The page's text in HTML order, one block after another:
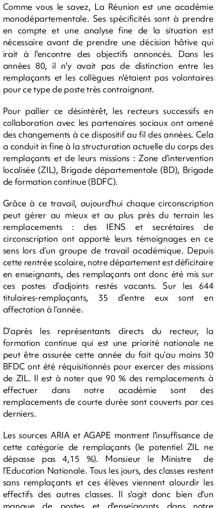
Comme vous le savez, La Réunion est une académie
monodépartementale. Ses spécificités sont à prendre
en compte et une analyse fine de la situation est
nécessaire avant de prendre une décision hâtive qui
irait à l'encontre des objectifs annoncés. Dans les
années 80, il n'y avait pas de distinction entre les
remplaçants et les collègues n'étaient pas volontaires
pour ce type de poste très contraignant.
Pour pallier ce désintérêt, les recteurs successifs en
collaboration avec les partenaires sociaux ont amené
des changements à ce dispositif au fil des années. Cela
a conduit in fine à la structuration actuelle du corps des
remplaçants et de leurs missions : Zone d’intervention
localisée (ZIL), Brigade départementale (BD), Brigade
de formation continue (BDFC).
Grâce à ce travail, aujourd'hui chaque circonscription
peut gérer au mieux et au plus près du terrain les
remplacements : des IENS et secrétaires de
circonscription ont apporté leurs témoignages en ce
sens lors d’un groupe de travail académique. Depuis
cette rentrée scolaire, notre département est déficitaire
en enseignants, des remplaçants ont donc été mis sur
ces postes d’adjoints restés vacants. Sur les 644
titulaires-remplaçants, 35 d’entre eux sont en
affectation à l’année.
D’après les représentants directs du recteur, la
formation continue qui est une priorité nationale ne
peut être assurée cette année du fait qu’au moins 30
BFDC ont été réquisitionnés pour exercer des missions
de ZIL. Il est à noter que 90 % des remplacements à
effectuer dans notre académie sont des
remplacements de courte durée sont couverts par ces
derniers.
Les sources ARIA et AGAPE montrent l'insuffisance de
cette catégorie de remplaçants (le potentiel ZIL ne
dépasse pas 4,15 %). Monsieur le Ministre de
l’Education Nationale. Tous les jours, des classes restent
sans remplaçants et ces élèves viennent alourdir les
effectifs des autres classes. Il s'agit donc bien d'un
manque de postes et d'enseignants dans notre